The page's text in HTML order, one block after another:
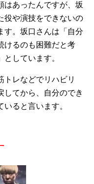
はあったんですが、坂
役や演技をできないの
す。坂口さんは「自分
けるのも困難だと考
しています。
トレなどでリハビリ
してから、自分のでき
ると言います。